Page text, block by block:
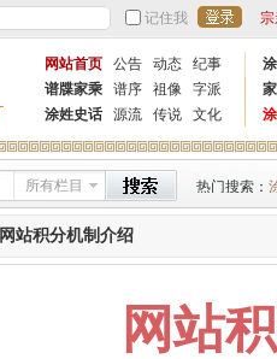
记住我
网站首页 公告 动态 纪事
谱牒家乘
谱序 祖像 字派
涂姓史话
源流 传说 文化
所有栏目 热门搜索：
网站积分机制介绍
网站